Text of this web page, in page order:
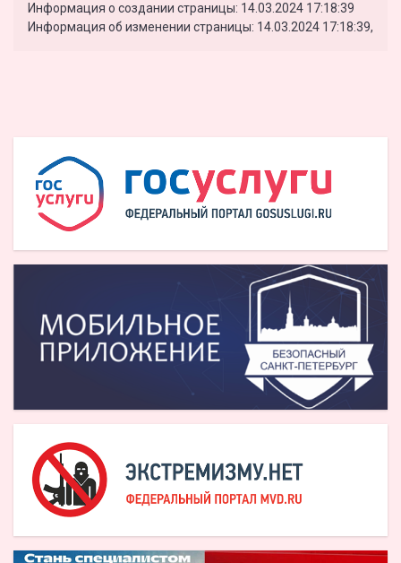
Информация о создании страницы: 14.03.2024 17:18:39
Информация об изменении страницы: 14.03.2024 17:18:39,